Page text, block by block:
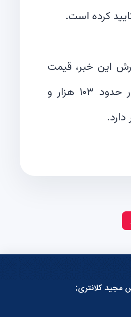
این خبر، قیمت
بیت‌کوین در حدود ۱۰۳ هزار و
مجید کلانتری: